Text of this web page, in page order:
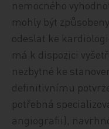
nemocného
mohly být
odeslat ke
má k dispozici
nezbytné ke
definitivnímu
potřebná
angiografii),